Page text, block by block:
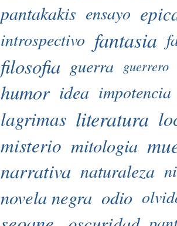
pantakakis ensayo
introspectivo fantasia
filosofia guerra guerrero
humor idea impotencia
lagrimas literatura
misterio mitologia
narrativa naturaleza
novela negra odio